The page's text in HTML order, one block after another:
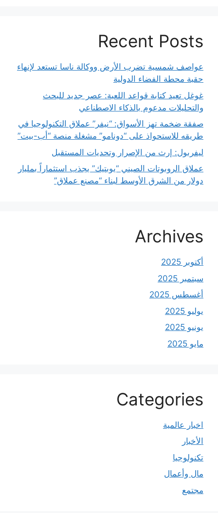
Recent Posts
عواصف شمسية تضرب الأرض ووكالة ناسا تستعد لإنهاء
حقبة محطة الفضاء الدولية
غوغل تعيد كتابة قواعد اللعبة: عصر جديد للبحث
والتحليلات مدعوم بالذكاء الاصطناعي
صفقة ضخمة تهز الأسواق: “نيفر” عملاق التكنولوجيا في
طريقه للاستحواذ على “دونامو” مشغلة منصة “أب-بيت”
ليفربول: إرث من الإصرار وتحديات المستقبل
عملاق الروبوتات الصيني “يوبتيك” يجذب استثماراً بمليار
دولار من الشرق الأوسط لبناء “مصنع عملاق”
Archives
أكتوبر 2025
سبتمبر 2025
أغسطس 2025
يوليو 2025
يونيو 2025
مايو 2025
Categories
اخبار عالمية
الأخبار
تكنولوجيا
مال وأعمال
مجتمع